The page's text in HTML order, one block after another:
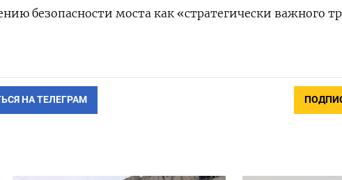
безопасности моста как «стратегически важного
НА ТЕЛЕГРАМ